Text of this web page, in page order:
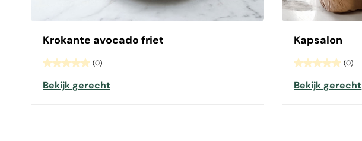
Krokante avocado friet
(0)
Bekijk gerecht
Kapsalon
(0)
Bekijk gerecht